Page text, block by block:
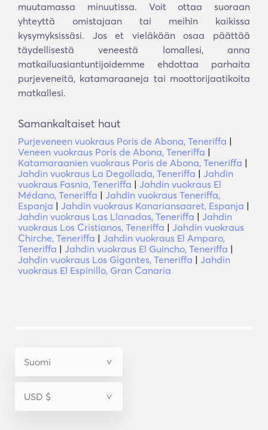
muutamassa minuutissa. Voit ottaa suoraan
yhteyttä omistajaan tai meihin kaikissa
kysymyksissäsi. Jos et vieläkään osaa päättää
täydellisestä veneestä lomallesi, anna
matkailuasiantuntijoidemme ehdottaa parhaita
purjeveneitä, katamaraaneja tai moottorijaatikoita
matkallesi.
Samankaltaiset haut
Purjeveneen vuokraus Poris de Abona, Teneriffa |
Veneen vuokraus Poris de Abona, Teneriffa |
Katamaraanien vuokraus Poris de Abona, Teneriffa |
Jahdin vuokraus La Degollada, Teneriffa | Jahdin
vuokraus Fasnia, Teneriffa | Jahdin vuokraus El
Médano, Teneriffa | Jahdin vuokraus Teneriffa,
Espanja | Jahdin vuokraus Kanariansaaret, Espanja |
Jahdin vuokraus Las Llanadas, Teneriffa | Jahdin
vuokraus Los Cristianos, Teneriffa | Jahdin vuokraus
Chirche, Teneriffa | Jahdin vuokraus El Amparo,
Teneriffa | Jahdin vuokraus El Guincho, Teneriffa |
Jahdin vuokraus Los Gigantes, Teneriffa | Jahdin
vuokraus El Espinillo, Gran Canaria